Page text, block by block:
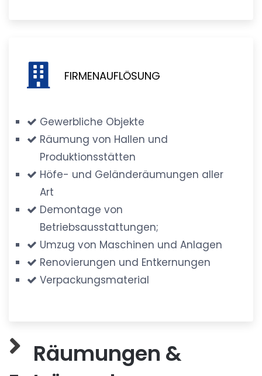
FIRMENAUFLÖSUNG
Gewerbliche Objekte
Räumung von Hallen und
Produktionsstätten
Höfe- und Geländeräumungen aller
Art
Demontage von
Betriebsausstattungen;
Umzug von Maschinen und Anlagen
Renovierungen und Entkernungen
Verpackungsmaterial
Räumungen &